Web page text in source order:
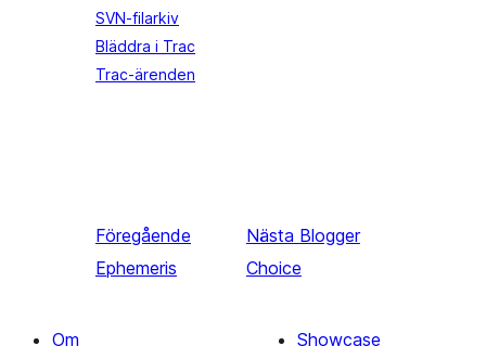
SVN-filarkiv
Bläddra i Trac
Trac-ärenden
Föregående
Ephemeris
Nästa Blogger
Choice
Om
Showcase